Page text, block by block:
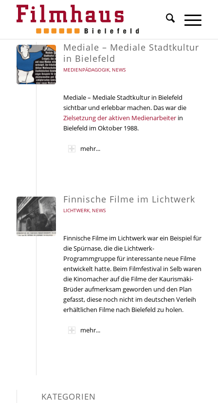
Mediale – Mediale Stadtkultur
in Bielefeld
MEDIENPÄDAGOGIK, NEWS
Mediale – Mediale Stadtkultur in Bielefeld
sichtbar und erlebbar machen. Das war die
Zielsetzung der aktiven Medienarbeiterin
Bielefeld im Oktober 1988.
mehr...
Finnische Filme im Lichtwerk
LICHTWERK, NEWS
Finnische Filme im Lichtwerk war ein Beispiel für
die Spürnase, die die Lichtwerk-
Programmgruppe für interessante neue Filme
entwickelt hatte. Beim Filmfestival in Selb waren
die Kinomacher auf die Filme der Kaurismäki-
Brüder aufmerksam geworden und den Plan
gefasst, diese noch nicht im deutschen Verleih
erhältlichen Filme nach Bielefeld zu holen.
mehr...
KATEGORIEN